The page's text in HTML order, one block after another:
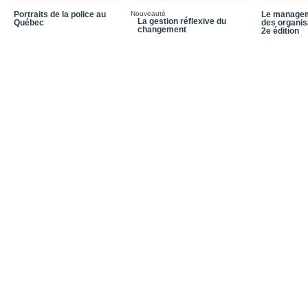
Chapitre 10_Le
Chapitre 11_La
Portraits de la police au
Québec
Nouveauté
La gestion réflexive du
changement
Le
des
2e édition